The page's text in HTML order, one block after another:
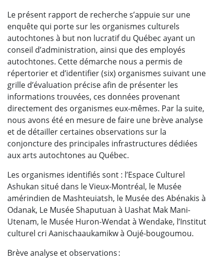
Le présent rapport de recherche s’appuie sur une
enquête qui porte sur les organismes culturels
autochtones à but non lucratif du Québec ayant un
conseil d’administration, ainsi que des employés
autochtones. Cette démarche nous a permis de
répertorier et d’identifier (six) organismes suivant une
grille d’évaluation précise afin de présenter les
informations trouvées, ces données provenant
directement des organismes eux-mêmes. Par la suite,
nous avons été en mesure de faire une brève analyse
et de détailler certaines observations sur la
conjoncture des principales infrastructures dédiées
aux arts autochtones au Québec.
Les organismes identifiés sont : l’Espace Culturel
Ashukan situé dans le Vieux-Montréal, le Musée
amérindien de Mashteuiatsh, le Musée des Abénakis à
Odanak, Le Musée Shaputuan à Uashat Mak Mani-
Utenam, le Musée Huron-Wendat à Wendake, l’Institut
culturel cri Aanischaaukamikw à Oujé-bougoumou.
Brève analyse et observations :